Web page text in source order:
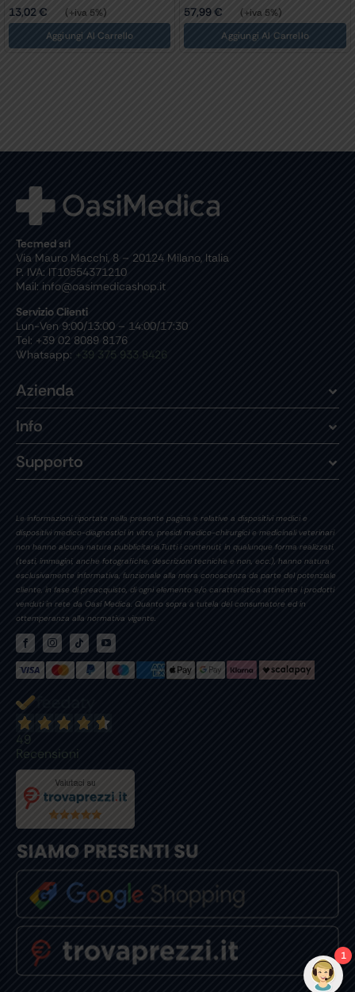
13,02€
(+iva 5%)
Aggiungi Al Carrello
57,99€
(+iva 5%)
Aggiungi Al Carrello
Tecmed srl
Via Mauro Macchi, 8 – 20124 Milano, Italia
P. IVA: IT10554371210
Mail: info@oasimedicashop.it
Servizio Clienti
Lun-Ven 9:00/13:00 – 14:00/17:30
Tel: +39 02 8089 8176
Whatsapp: +39 375 933 8426
Azienda
Info
Supporto
Le informazioni riportate nella presente pagina e relative a dispositivi medici e
dispositivi medico-diagnostici in vitro, presidi medico-chirurgici e medicinali veterinari
non hanno alcuna natura pubblicitaria.Tutti i contenuti, in qualunque forma realizzati,
(testi, immagini, anche fotografiche, descrizioni tecniche e non, ecc.), hanno natura
esclusivamente informativa, funzionale alla mera conoscenza da parte del potenziale
cliente, in fase di preacquisto, di ogni elemento e/o caratteristica attinente i prodotti
venduti in rete da Oasi Medica. Quanto sopra a tutela del consumatore ed in
ottemperanza alla normativa vigente.
49
Recensioni
1